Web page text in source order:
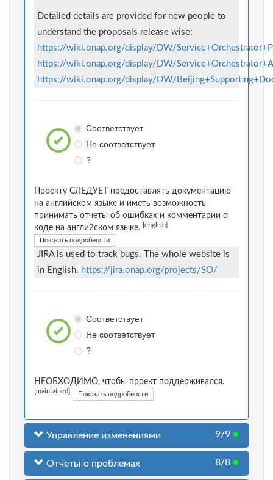
Detailed details are provided for new people to
understand the proposals release wise:
https://wiki.onap.org/display/DW/
https://wiki.onap.org/display/DW/
https://wiki.onap.org/display/DW/
Соответствует
Не соответствует
?
Проекту СЛЕДУЕТ предоставлять документацию
на английском языке и иметь возможность
принимать отчеты об ошибках и комментарии о
коде на английском языке.
[english]
Показать подробности
JIRA is used to track bugs. The whole website is
in English. https://jira.onap.org/projects/SO/
Соответствует
Не соответствует
?
НЕОБХОДИМО, чтобы проект поддерживался.
[maintained] Показать подробности
Управление изменениями 9/9 ●
Отчеты о проблемах 8/8 ●